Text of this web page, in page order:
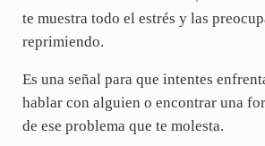
te muestra todo el estrés y las
reprimiendo.
Es una señal para que intentes
hablar con alguien o encontrar una
de ese problema que te molesta.